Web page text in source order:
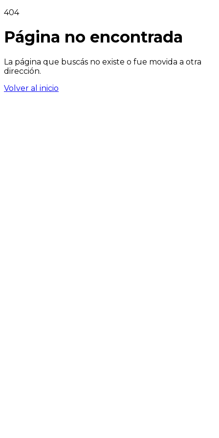
404
Página no encontrada
La página que buscás no existe o fue movida a otra
dirección.
Volver al inicio